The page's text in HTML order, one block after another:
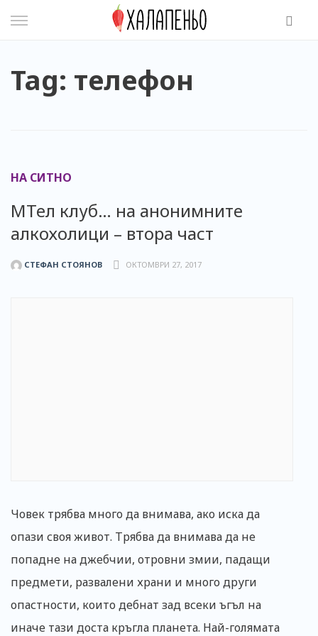
Tag: телефон
НА СИТНО
МТел клуб… на анонимните
алкохолици – втора част
СТЕФАН СТОЯНОВ ОКТОМВРИ 27, 2017
Човек трябва много да внимава, ако иска да
опази своя живот. Трябва да внимава да не
попадне на джебчии, отровни змии, падащи
предмети, развалени храни и много други
опастности, които дебнат зад всеки ъгъл на
иначе тази доста кръгла планета. Най-голямата